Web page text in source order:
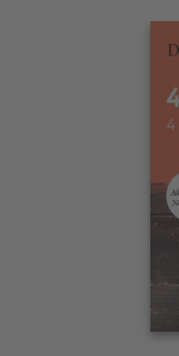
Interaktives